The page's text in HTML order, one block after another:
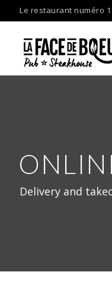
Le restaurant numéro
Delivery and